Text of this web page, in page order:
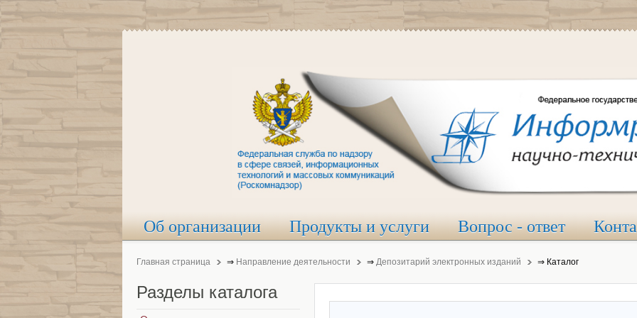
Об организации Продукты и услуги Вопрос - ответ
Главная страница ⇒ Направление деятельности ⇒ Депозитарий электронных изданий ⇒ Каталог
Разделы каталога